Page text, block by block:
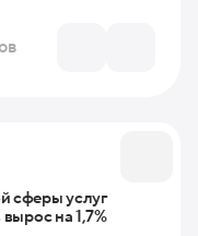
сферы услуг
на 1,7%